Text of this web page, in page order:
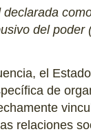
declarada
del poder
el
de
relaciones